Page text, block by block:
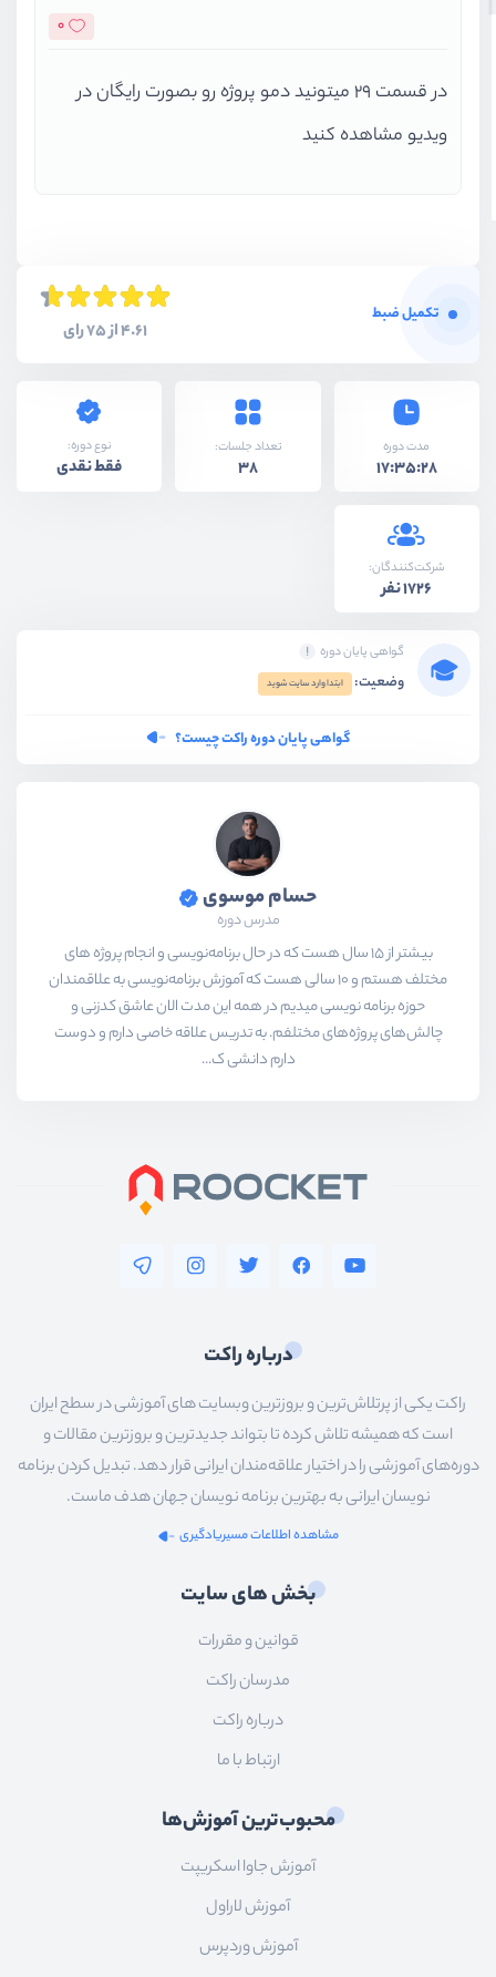
0
در قسمت 29 میتونید دمو پروژه رو بصورت رایگان در
ویدیو مشاهده کنید
تکمیل ضبط
4.61 از 75 رای
مدت دوره
17:35:28
تعداد جلسات:
38
نوع دوره:
فقط نقدی
شرکت‌کنندگان:
1726 نفر
گواهی پایان دوره
وضعیت: ابتدا وارد سایت شوید
گواهی پایان دوره راکت چیست؟
حسام موسوی
مدرس دوره
بیشتر از ۱۵ سال هست که در حال برنامه‌نویسی و انجام پروژه های
مختلف هستم و ۱۰ سالی هست که آموزش برنامه‌نویسی به علاقمندان
حوزه برنامه نویسی میدیم در همه این مدت الان عاشق کدزنی و
چالش‌های پروژه‌های مختلفم. به تدریس علاقه خاصی دارم و دوست
دارم دانشی ک...
درباره راکت
راکت یکی از پرتلاش‌ترین و بروزترین وبسایت های آموزشی در سطح ایران
است که همیشه تلاش کرده تا بتواند جدیدترین و بروزترین مقالات و
دوره‌های آموزشی را در اختیار علاقه‌مندان ایرانی قرار دهد. تبدیل کردن برنامه
نویسان ایرانی به بهترین برنامه نویسان جهان هدف ماست.
مشاهده اطلاعات مسیریادگیری
بخش های سایت
قوانین و مقررات
مدرسان راکت
درباره راکت
ارتباط با ما
محبوب‌ترین آموزش‌ها
آموزش جاوا اسکریپت
آموزش لاراول
آموزش وردپرس